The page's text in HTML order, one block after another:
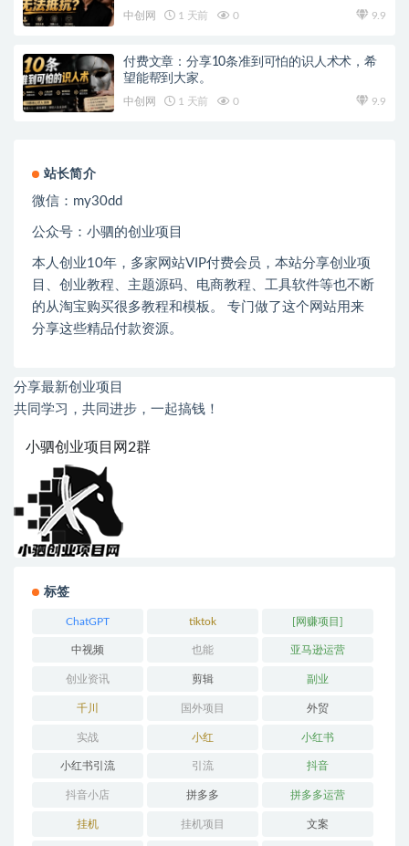
中创网 1 天前 0 9.9
付费文章：分享10条准到可怕的识人术术，希
望能帮到大家。
中创网 1 天前 0 9.9
站长简介
微信： my30dd
公众号：小驷的创业项目
本人创业10年，多家网站VIP付费会员，本站分享创业项
目、创业教程、主题源码、电商教程、工具软件等也不断
的从淘宝购买很多教程和模板。 专门做了这个网站用来
分享这些精品付款资源。
分享最新创业项目
共同学习，共同进步，一起搞钱！
小驷创业项目网2群
标签
ChatGPT tiktok [网赚项目]
中视频 也能 亚马逊运营
创业资讯 剪辑 副业
千川 国外项目 外贸
实战 小红 小红书
小红书引流 引流 抖音
抖音小店 拼多多 拼多多运营
挂机 挂机项目 文案